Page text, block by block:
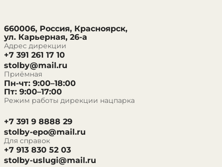
660006, Россия, Красноярск,
ул. Карьерная, 26-а
Адрес дирекции
+7 391 261 17 10
stolby@mail.ru
Приёмная
Пн-чт: 9:00–18:00
Пт: 9:00–17:00
Режим работы дирекции нацпарка
+7 391 9 8888 29
stolby-epo@mail.ru
Для справок
+7 913 830 52 03
stolby-uslugi@mail.ru